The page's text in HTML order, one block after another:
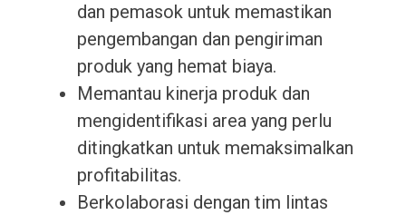
dan pemasok untuk memastikan
pengembangan dan pengiriman
produk yang hemat biaya.
Memantau kinerja produk dan
mengidentifikasi area yang perlu
ditingkatkan untuk memaksimalkan
profitabilitas.
Berkolaborasi dengan tim lintas